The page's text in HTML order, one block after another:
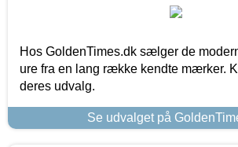
Hos GoldenTimes.dk sælger de
ure fra en lang række kendte mærker.
deres udvalg.
Se udvalget på